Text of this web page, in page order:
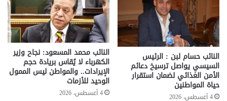
النائب حسام لبن : الرئيس
السيسي يواصل ترسيخ دعائم
الأمن الغذائي لضمان استقرار
حياة المواطنين
4 أغسطس، 2026
النائب محمد المسعود: نجاح وزير
الكهرباء لا يُقاس بريادة حجم
الإيرادات.. والمواطن ليس الممول
الوحيد للأزمات
4 أغسطس، 2026